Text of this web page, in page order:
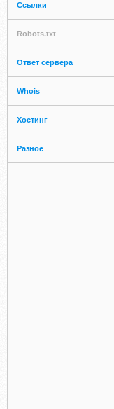
Ссылки
Robots.txt
Ответ сервера
Whois
Хостинг
Разное